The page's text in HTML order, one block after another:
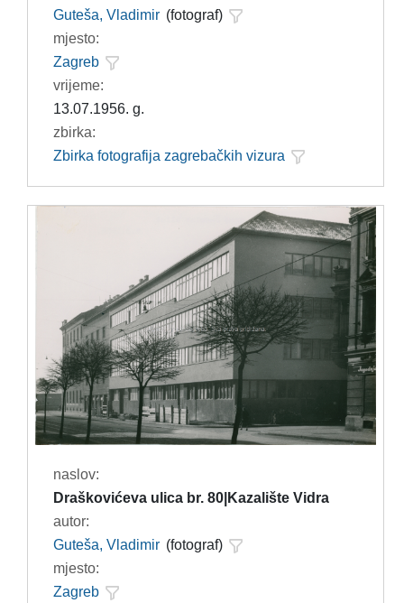
Guteša, Vladimir (fotograf)
mjesto:
Zagreb
vrijeme:
13.07.1956. g.
zbirka:
Zbirka fotografija zagrebačkih vizura
naslov:
Draškovićeva ulica br. 80|Kazalište Vidra
autor:
Guteša, Vladimir (fotograf)
mjesto:
Zagreb